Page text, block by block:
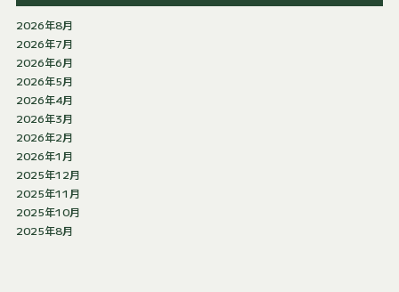
2026年8月
2026年7月
2026年6月
2026年5月
2026年4月
2026年3月
2026年2月
2026年1月
2025年12月
2025年11月
2025年10月
2025年8月